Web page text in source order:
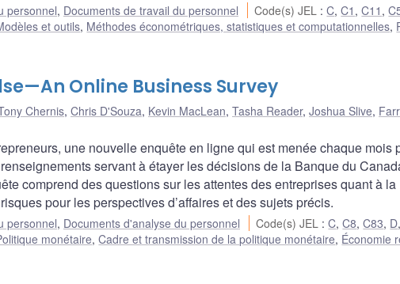
personnel, Documents de travail du personnel Code(s) JEL :C,C1 ,C11 ,
et outils, Méthodes économétriques, statistiques et computationnelles,
Online Business Survey
Chernis, Chris D'Souza, Kevin MacLean, Tasha Reader, Joshua Slive,
une nouvelle enquête en ligne qui est menée chaque mois
servant à étayer les décisions de la Banque du
comprend des questions sur les attentes des entreprises quant à la
pour les perspectives d’affaires et des sujets précis.
personnel, Documents d'analyse du personnel Code(s) JEL :C,C8,C83, D,
monétaire,Cadre et transmission de la politique monétaire, Économie